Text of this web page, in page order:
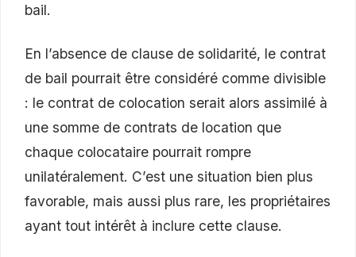
bail.
En l’absence de clause de solidarité, le contrat
de bail pourrait être considéré comme divisible
: le contrat de colocation serait alors assimilé à
une somme de contrats de location que
chaque colocataire pourrait rompre
unilatéralement. C’est une situation bien plus
favorable, mais aussi plus rare, les propriétaires
ayant tout intérêt à inclure cette clause.